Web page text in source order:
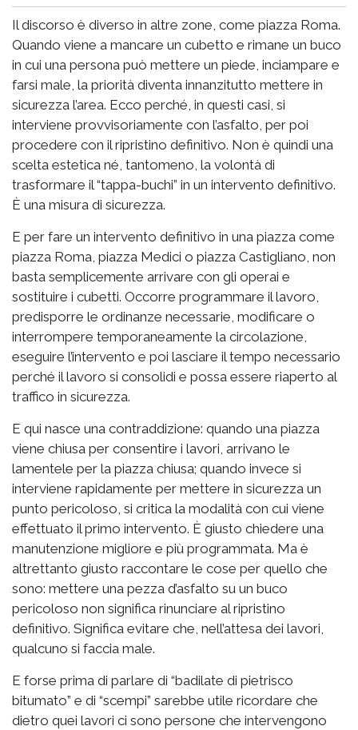
Il discorso è diverso in altre zone, come piazza Roma.
Quando viene a mancare un cubetto e rimane un buco
in cui una persona può mettere un piede, inciampare e
farsi male, la priorità diventa innanzitutto mettere in
sicurezza l’area. Ecco perché, in questi casi, si
interviene provvisoriamente con l’asfalto, per poi
procedere con il ripristino definitivo. Non è quindi una
scelta estetica né, tantomeno, la volontà di
trasformare il “tappa-buchi” in un intervento definitivo.
È una misura di sicurezza.
E per fare un intervento definitivo in una piazza come
piazza Roma, piazza Medici o piazza Castigliano, non
basta semplicemente arrivare con gli operai e
sostituire i cubetti. Occorre programmare il lavoro,
predisporre le ordinanze necessarie, modificare o
interrompere temporaneamente la circolazione,
eseguire l’intervento e poi lasciare il tempo necessario
perché il lavoro si consolidi e possa essere riaperto al
traffico in sicurezza.
E qui nasce una contraddizione: quando una piazza
viene chiusa per consentire i lavori, arrivano le
lamentele per la piazza chiusa; quando invece si
interviene rapidamente per mettere in sicurezza un
punto pericoloso, si critica la modalità con cui viene
effettuato il primo intervento. È giusto chiedere una
manutenzione migliore e più programmata. Ma è
altrettanto giusto raccontare le cose per quello che
sono: mettere una pezza d’asfalto su un buco
pericoloso non significa rinunciare al ripristino
definitivo. Significa evitare che, nell’attesa dei lavori,
qualcuno si faccia male.
E forse prima di parlare di “badilate di pietrisco
bitumato” e di “scempi” sarebbe utile ricordare che
dietro quei lavori ci sono persone che intervengono